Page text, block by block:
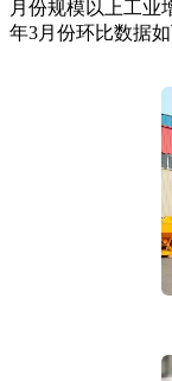
月份规模以上工业
年3月份环比数据如